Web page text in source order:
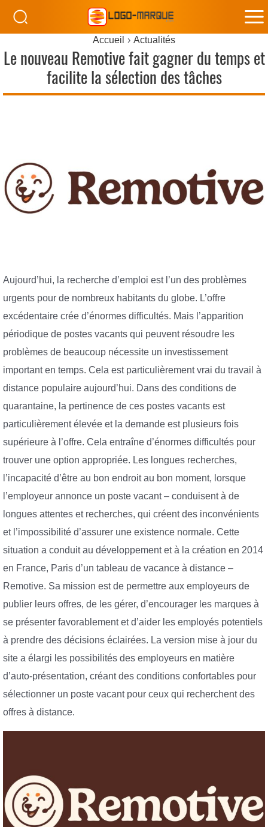
Accueil Actualités
Le nouveau Remotive fait gagner du temps et
facilite la sélection des tâches
Aujourd’hui, la recherche d’emploi est l’un des problèmes
urgents pour de nombreux habitants du globe. L’offre
excédentaire crée d’énormes difficultés. Mais l’apparition
périodique de postes vacants qui peuvent résoudre les
problèmes de beaucoup nécessite un investissement
important en temps. Cela est particulièrement vrai du travail à
distance populaire aujourd’hui. Dans des conditions de
quarantaine, la pertinence de ces postes vacants est
particulièrement élevée et la demande est plusieurs fois
supérieure à l’offre. Cela entraîne d’énormes difficultés pour
trouver une option appropriée. Les longues recherches,
l’incapacité d’être au bon endroit au bon moment, lorsque
l’employeur annonce un poste vacant – conduisent à de
longues attentes et recherches, qui créent des inconvénients
et l’impossibilité d’assurer une existence normale. Cette
situation a conduit au développement et à la création en 2014
en France, Paris d’un tableau de vacance à distance –
Remotive. Sa mission est de permettre aux employeurs de
publier leurs offres, de les gérer, d’encourager les marques à
se présenter favorablement et d’aider les employés potentiels
à prendre des décisions éclairées. La version mise à jour du
site a élargi les possibilités des employeurs en matière
d’auto-présentation, créant des conditions confortables pour
sélectionner un poste vacant pour ceux qui recherchent des
offres à distance.